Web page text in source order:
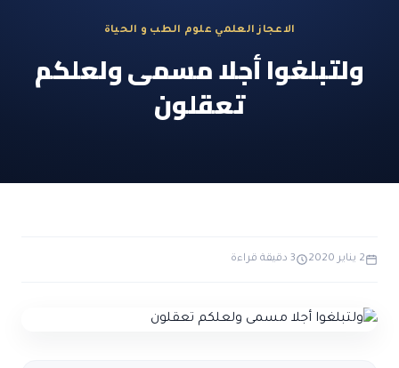
الاعجاز الغيبي في القرآن
الاعجاز في علوم الفلك والفضاء
الاعجاز البياني و اللغوي في القرآن
الاعجاز التشريعي في القرآن
حول القراّن
تواصل معنا
الاعجاز العلمي علوم الطب و الحياة
ولتبلغوا أجلا مسمى ولعلكم
تعقلون
2 يناير 2020 3 دقيقة قراءة